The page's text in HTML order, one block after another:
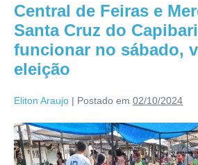
Central de Feiras e
Santa Cruz do
funcionar no sábado,
eleição
Eliton Araujo | Postado em 02/10/2024